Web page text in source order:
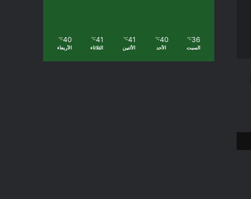
36
℃
السبت
40
℃
الأحد
41
℃
الأثنين
41
℃
الثلاثاء
40
℃
الأربعاء